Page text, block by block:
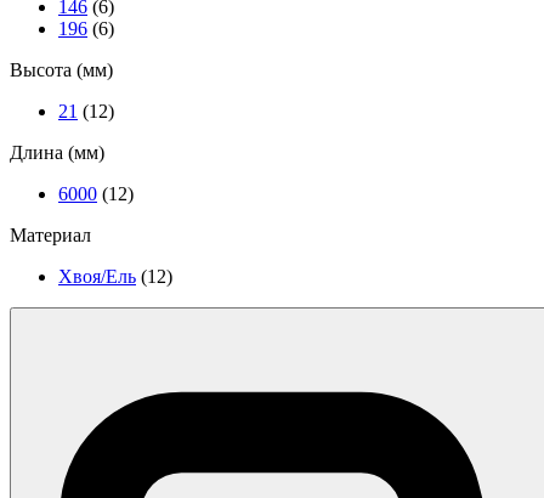
146 (6)
196 (6)
Высота (мм)
21 (12)
Длина (мм)
6000 (12)
Материал
Хвоя/Ель (12)